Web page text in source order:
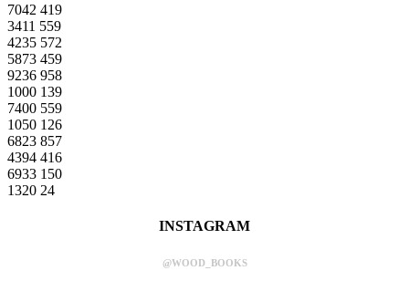
7042 419
3411 559
4235 572
5873 459
9236 958
1000 139
7400 559
1050 126
6823 857
4394 416
6933 150
1320 24
INSTAGRAM
@WOOD_BOOKS